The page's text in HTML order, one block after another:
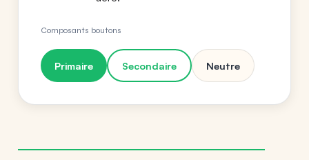
Composants boutons
Primaire Secondaire Neutre